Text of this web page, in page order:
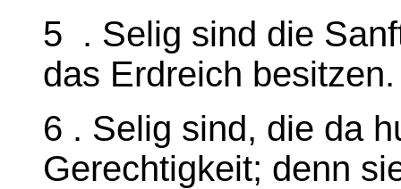
5 . Selig sind die
das Erdreich besitzen.
6 . Selig sind, die da
Gerechtigkeit; denn